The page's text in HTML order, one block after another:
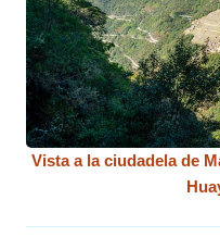
Vista a la ciudadela de